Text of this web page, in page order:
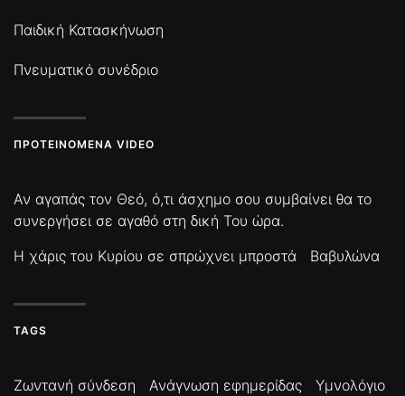
Παιδική Κατασκήνωση
Πνευματικό συνέδριο
ΠΡΟΤΕΙΝΌΜΕΝΑ VIDEO
Αν αγαπάς τον Θεό, ό,τι άσχημο σου συμβαίνει θα το
συνεργήσει σε αγαθό στη δική Του ώρα.
Η χάρις του Κυρίου σε σπρώχνει μπροστά
Βαβυλώνα
TAGS
Ζωντανή σύνδεση Ανάγνωση εφημερίδας
Υμνολόγιο